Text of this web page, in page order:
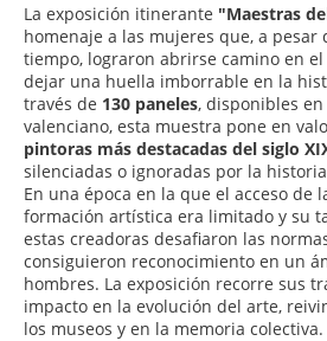
La exposición itinerante "Maestras
homenaje a las mujeres que, a pesar
tiempo, lograron abrirse camino en
dejar una huella imborrable en la
través de 130 paneles, disponibles
valenciano, esta muestra pone en
pintoras más destacadas del siglo
silenciadas o ignoradas por la
En una época en la que el acceso de
formación artística era limitado y su
estas creadoras desafiaron las
consiguieron reconocimiento en un
hombres. La exposición recorre sus
impacto en la evolución del arte,
los museos y en la memoria colectiva.